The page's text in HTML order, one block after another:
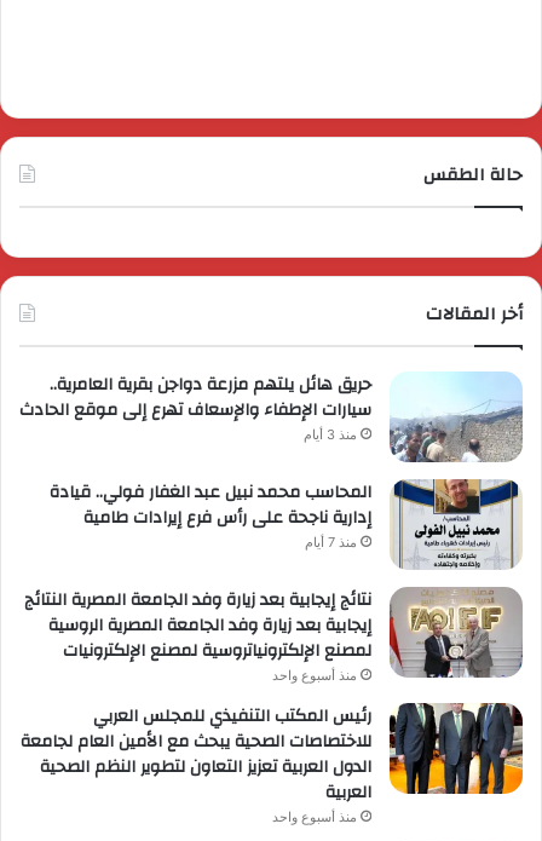
حالة الطقس
أخر المقالات
حريق هائل يلتهم مزرعة دواجن بقرية العامرية..
سيارات الإطفاء والإسعاف تهرع إلى موقع الحادث
منذ 3 أيام
المحاسب محمد نبيل عبد الغفار فولي.. قيادة
إدارية ناجحة على رأس فرع إيرادات طامية
منذ 7 أيام
نتائج إيجابية بعد زيارة وفد الجامعة المصرية النتائج
إيجابية بعد زيارة وفد الجامعة المصرية الروسية
لمصنع الإلكترونياتروسية لمصنع الإلكترونيات
منذ أسبوع واحد
رئيس المكتب التنفيذي للمجلس العربي
للاختصاصات الصحية يبحث مع الأمين العام لجامعة
الدول العربية تعزيز التعاون لتطوير النظم الصحية
العربية
منذ أسبوع واحد